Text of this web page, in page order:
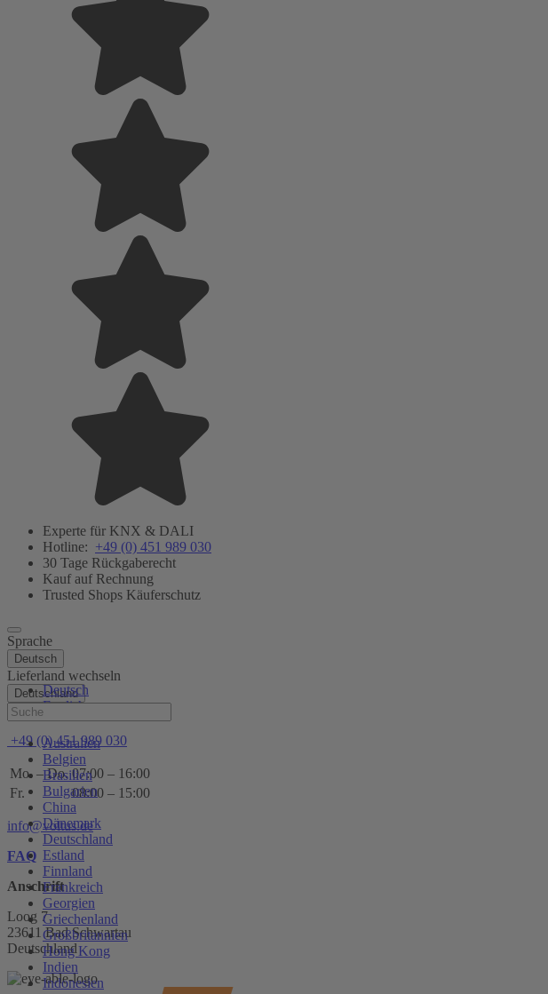
Experte für KNX & DALI
Hotline: +49 (0) 451 989 030
30 Tage Rückgaberecht
Kauf auf Rechnung
Trusted Shops Käuferschutz
Sprache
Deutsch
Deutsch
English
Lieferland wechseln
Deutschland
Australien
Belgien
Brasilien
Bulgarien
China
Dänemark
Deutschland
Estland
Finnland
Frankreich
Georgien
Griechenland
Großbritannien
Hong Kong
Indien
Indonesien
Hilfe
+49 (0) 451 989 030
Mo. – Do. 07:00 – 16:00
Fr.
08:00 – 15:00
info@voltus.de
FAQ
Anschrift
Loog 7
23611 Bad Schwartau
Deutschland